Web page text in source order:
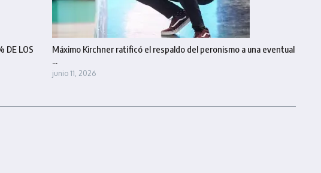
DE LOS
Máximo Kirchner ratificó el respaldo del peronismo a una eventual
...
junio 11, 2026